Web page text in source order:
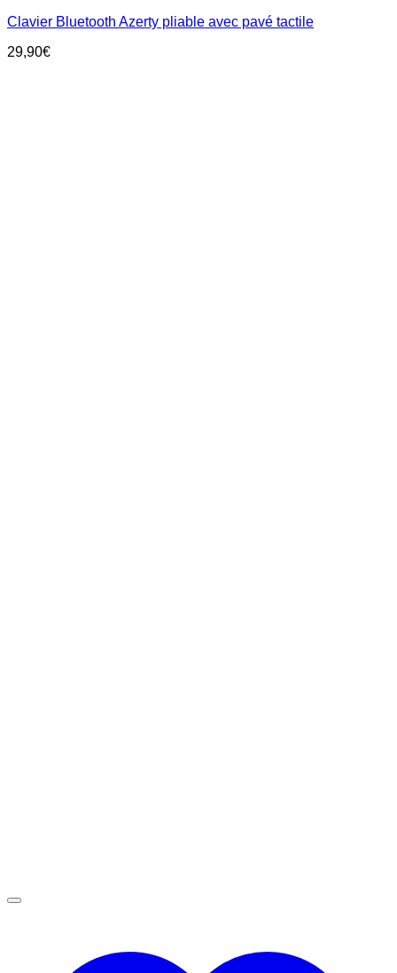
Clavier Bluetooth Azerty pliable avec pavé tactile
29,90€